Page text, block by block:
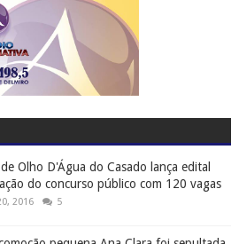
Olho D'Água do Casado lança edital
do concurso público com 120 vagas
2016 5